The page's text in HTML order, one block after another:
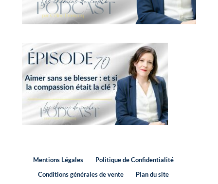
Mentions Légales
Politique de Confidentialité
Conditions générales de vente
Plan du site